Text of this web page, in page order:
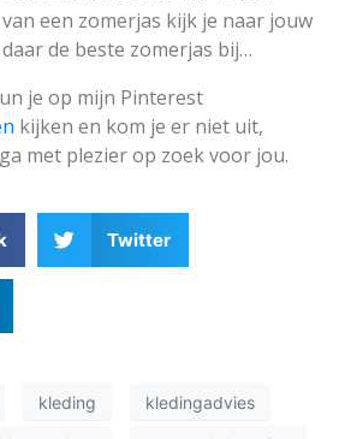
een zomerjas kijk je naar jouw
de beste zomerjas bij…
je op mijn Pinterest
kijken en kom je er niet uit,
met plezier op zoek voor jou.
Twitter
kleding kledingadvies